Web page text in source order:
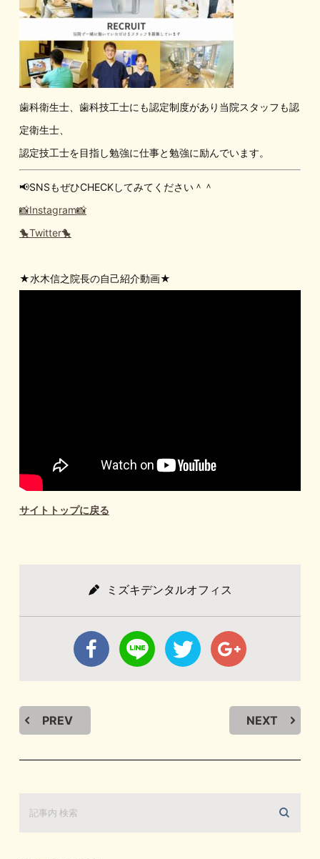
歯科衛生士、歯科技工士にも認定制度があり当院スタッフも認
定衛生士、
認定技工士を目指し勉強に仕事と勉強に励んでいます。
📢SNSもぜひCHECKしてみてください＾＾
📸Instagram📸
🐤Twitter🐤
★水木信之院長の自己紹介動画★
サイトトップに戻る
ミズキデンタルオフィス
PREV NEXT